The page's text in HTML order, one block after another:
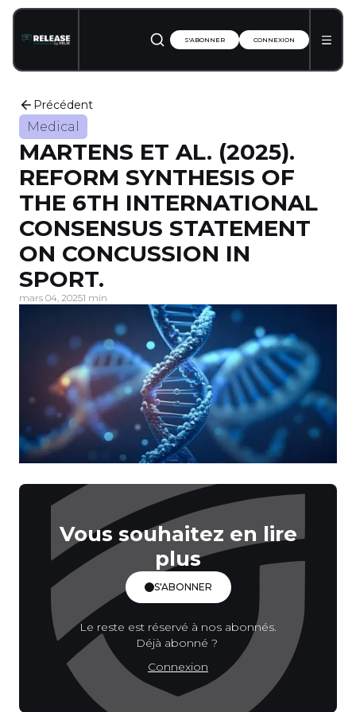
S'ABONNER CONNEXION
Précédent
Medical
MARTENS ET AL. (2025).
REFORM SYNTHESIS OF
THE 6TH INTERNATIONAL
CONSENSUS STATEMENT
ON CONCUSSION IN
SPORT.
mars 04, 20251 min
Vous souhaitez en lire
plus
S'ABONNER
Le reste est réservé à nos abonnés.
Déjà abonné ?
Connexion